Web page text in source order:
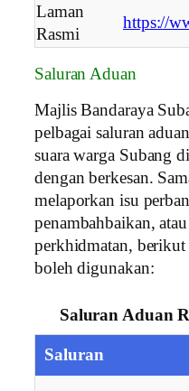
Laman
Rasmi
https://
Saluran Aduan
Majlis Bandaraya
pelbagai saluran
suara warga Subang
dengan berkesan.
melaporkan isu
penambahbaikan,
perkhidmatan, berikut
boleh digunakan:
Saluran Aduan
Saluran